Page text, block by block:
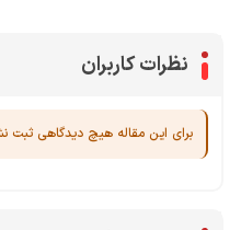
نظرات کاربران
برای این مقاله هیچ دیدگاهی ثبت